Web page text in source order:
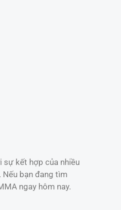
kết hợp của nhiều
bạn đang tìm
ngay hôm nay.